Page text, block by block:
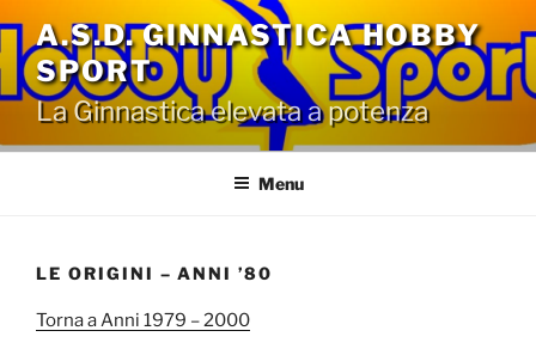
contenuto
A.S.D. GINNASTICA HOBBY
SPORT
La Ginnastica elevata a potenza
Menu
LE ORIGINI – ANNI ’80
Torna a Anni 1979 – 2000